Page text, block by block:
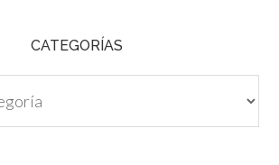
CATEGORÍAS